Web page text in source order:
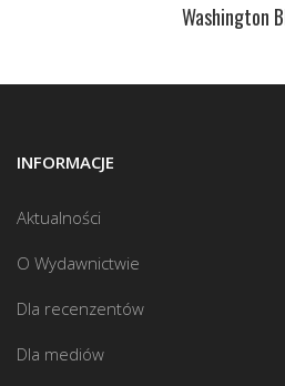
Washington
INFORMACJE
Aktualności
O Wydawnictwie
Dla recenzentów
Dla mediów